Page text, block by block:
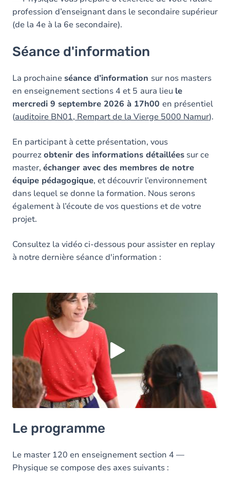
profession d’enseignant dans le secondaire supérieur
(de la 4e à la 6e secondaire).
Séance d'information
La prochaine séance d’information sur nos masters
en enseignement sections 4 et 5 aura lieu le
mercredi 9 septembre 2026 à 17h00 en présentiel
(auditoire BN01, Rempart de la Vierge 5000 Namur).
En participant à cette présentation, vous
pourrezobtenir des informations détaillées sur ce
master, échanger avec des membres de notre
équipe pédagogique, et découvrir l’environnement
dans lequel se donne la formation. Nous serons
également à l’écoute de vos questions et de votre
projet.
Consultez la vidéo ci-dessous pour assister en replay
à notre dernière séance d'information :
Vous devez accepter les cookies
pouvoir lire la vidéo. Acceptez-vous les cookies
Youtube
Oui
Toujours
Manage privacy settings
Le programme
Le master 120 en enseignement section 4 —
Physique se compose des axes suivants :